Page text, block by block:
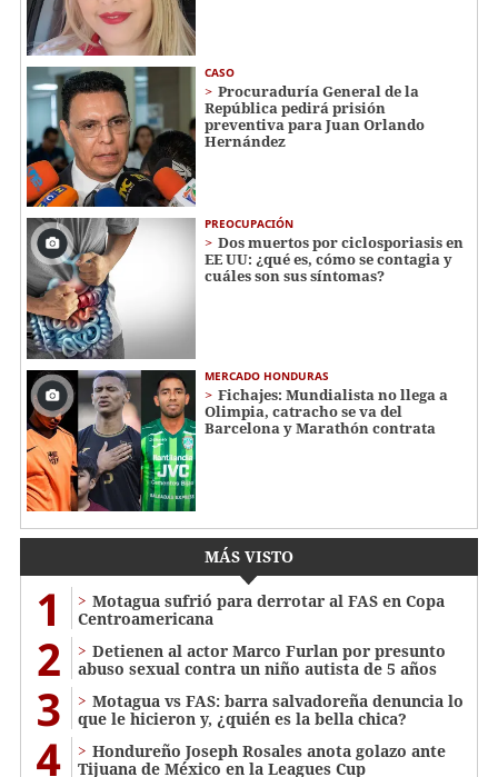
CASO
Procuraduría General de la
República pedirá prisión
preventiva para Juan Orlando
Hernández
PREOCUPACIÓN
Dos muertos por ciclosporiasis en
EE UU: ¿qué es, cómo se contagia y
cuáles son sus síntomas?
MERCADO HONDURAS
Fichajes: Mundialista no llega a
Olimpia, catracho se va del
Barcelona y Marathón contrata
MÁS VISTO
1
Motagua sufrió para derrotar al FAS en Copa
Centroamericana
2
Detienen al actor Marco Furlan por presunto
abuso sexual contra un niño autista de 5 años
3
Motagua vs FAS: barra salvadoreña denuncia lo
que le hicieron y, ¿quién es la bella chica?
4
Hondureño Joseph Rosales anota golazo ante
Tijuana de México en la Leagues Cup